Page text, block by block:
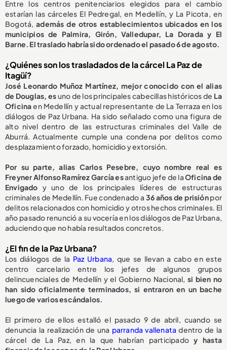
Entre los centros penitenciarios elegidos para el cambio
estarían las cárceles El Pedregal, en Medellín, y La Picota, en
Bogotá,además de otros establecimientos ubicados en los
municipios de Palmira, Girón, Valledupar, La Dorada y El
Barne. El traslado habría sido ordenado el pasado 6 de agosto.
¿Quiénes son los trasladados de la cárcel La Paz de
Itagüí?
José Leonardo Muñoz Martínez, mejor conocido con el alias
de Douglas, esuno de los principales cabecillas históricos de La
Oficinaen Medellín y actual representante de La Terraza en los
diálogos de Paz Urbana. Ha sido señalado como una figura de
alto nivel dentro de las estructuras criminales del Valle de
Aburrá. Actualmente cumple una condena por delitos como
desplazamiento forzado, homicidio y extorsión.
Por su parte, alias Carlos Pesebre, cuyo nombre real es
Freyner Alfonso Ramírez García esantiguo jefe de laOficina de
Envigado y uno de los principales líderes de estructuras
criminales de Medellín. Fue condenado a 36 años de prisiónpor
delitos relacionados con homicidio y otros hechos criminales. El
año pasado renunció a su vocería en los diálogos de Paz Urbana,
aduciendo que no había resultados concretos.
¿El fin de la Paz Urbana?
Los diálogos de la Paz Urbana, que se llevan a cabo en este
centro carcelario entre los jefes de algunos grupos
delincuenciales de Medellín y el Gobierno Nacional, si bien no
han sido oficialmente terminados, si entraron en un bache
luego de varios escándalos.
El primero de ellos estalló el pasado 9 de abril, cuando se
denuncia la realización de una parranda vallenatadentro de la
cárcel de La Paz, en la que habrían participadoy hasta